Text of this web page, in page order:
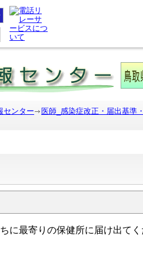
センター 医師_感染症改正・届出基準
に最寄りの保健所に届け出てく